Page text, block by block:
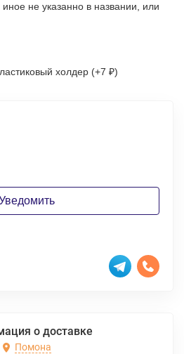
не указанно в названии, или
холдер (+7 ₽)
о доставке
Помона